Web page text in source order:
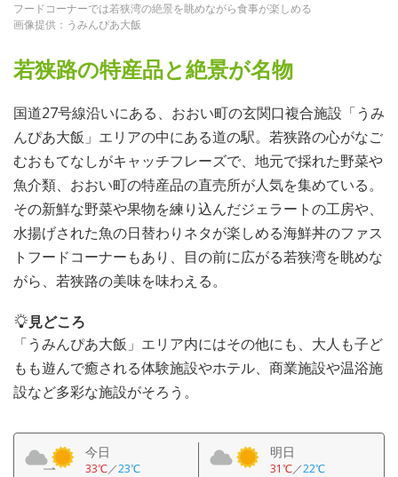
フードコーナーでは若狭湾の絶景を眺めながら食事が楽しめる
画像提供：うみんぴあ大飯
若狭路の特産品と絶景が名物
国道27号線沿いにある、おおい町の玄関口複合施設「うみ
んぴあ大飯」エリアの中にある道の駅。若狭路の心がなご
むおもてなしがキャッチフレーズで、地元で採れた野菜や
魚介類、おおい町の特産品の直売所が人気を集めている。
その新鮮な野菜や果物を練り込んだジェラートの工房や、
水揚げされた魚の日替わりネタが楽しめる海鮮丼のファス
トフードコーナーもあり、目の前に広がる若狭湾を眺めな
がら、若狭路の美味を味わえる。
見どころ
「うみんぴあ大飯」エリア内にはその他にも、大人も子ど
もも遊んで癒される体験施設やホテル、商業施設や温浴施
設など多彩な施設がそろう。
今日
33℃／23℃
明日
31℃／22℃